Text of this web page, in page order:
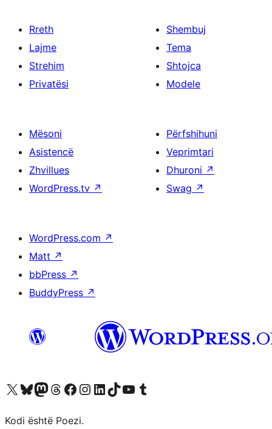
Rreth
Lajme
Strehim
Privatësi
Shembuj
Tema
Shtojca
Modele
Mësoni
Asistencë
Zhvillues
WordPress.tv ↗
Përfshihuni
Veprimtari
Dhuroni ↗
Swag ↗
WordPress.com ↗
Matt ↗
bbPress ↗
BuddyPress ↗
Vizitoni llogarinë tonë X (ish Twitter)
Vizitoni llogarinë tonë Bluesky
Vizitoni llogarinë tonë Mastodon
Vizitoni llogarinë tonë Threads
Vizitoni faqen tonë në Facebook
Vizitoni llogarinë tonë Instagram
Vizitoni llogarinë tonë LinkedIn
Vizitoni llogarinë tonë TikTok
Vizitoni kanalin tonë YouTube
Vizitoni llogarinë tonë Tumblr
Kodi është Poezi.